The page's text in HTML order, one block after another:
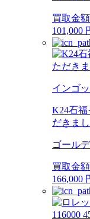
買取金額
101,000
インゴッ
K24石福
だきま
ゴール
買取金額
166,000